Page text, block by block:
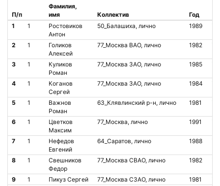
П/п
Фамилия,
имя
Коллектив Год
1
1
Ростовиков
Антон
50_Балашиха, лично 1989
2 1
Голиков
Алексей
77_Москва ВАО, лично 1982
3 1
Куликов
Роман
77_Москва ЗАО, лично 1985
4 1
Коганов
Сергей
77_Москва ЗАО, лично 1984
5 1
Важнов
Роман
63_Клявлинский р-н, лично 1981
6 1
Цветков
Максим
77_Москва, лично 1991
7 1
Нефедов
Евгений
64_Саратов, лично 1988
8 1
Свешников
Федор
77_Москва СВАО, лично 1982
9 1 Пикуз Сергей 77_Москва СЗАО, лично 1981